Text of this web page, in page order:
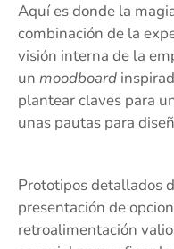
Aquí es donde la
combinación de la
visión interna de la
un moodboard
plantear claves para
unas pautas para
Prototipos detallados
presentación de
retroalimentación